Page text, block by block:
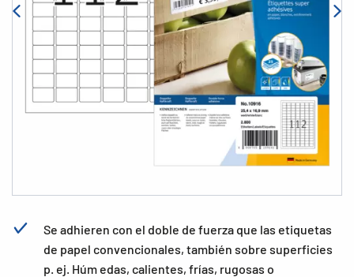
Se adhieren con el doble de fuerza que las etiquetas
de papel convencionales, también sobre superficies
p. ej. Húm edas, calientes, frías, rugosas o